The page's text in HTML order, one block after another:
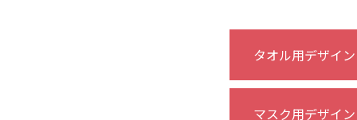
タオル用デザイン
マスク用デザイン